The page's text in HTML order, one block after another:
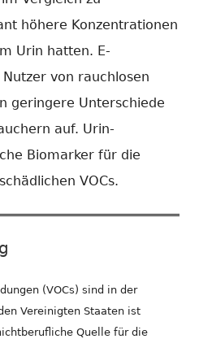
höhere Konzentrationen
Urin hatten. E-
von rauchlosen
geringere Unterschiede
auf. Urin-
Biomarker für die
VOCs.
(VOCs) sind in der
Vereinigten Staaten ist
Quelle für die